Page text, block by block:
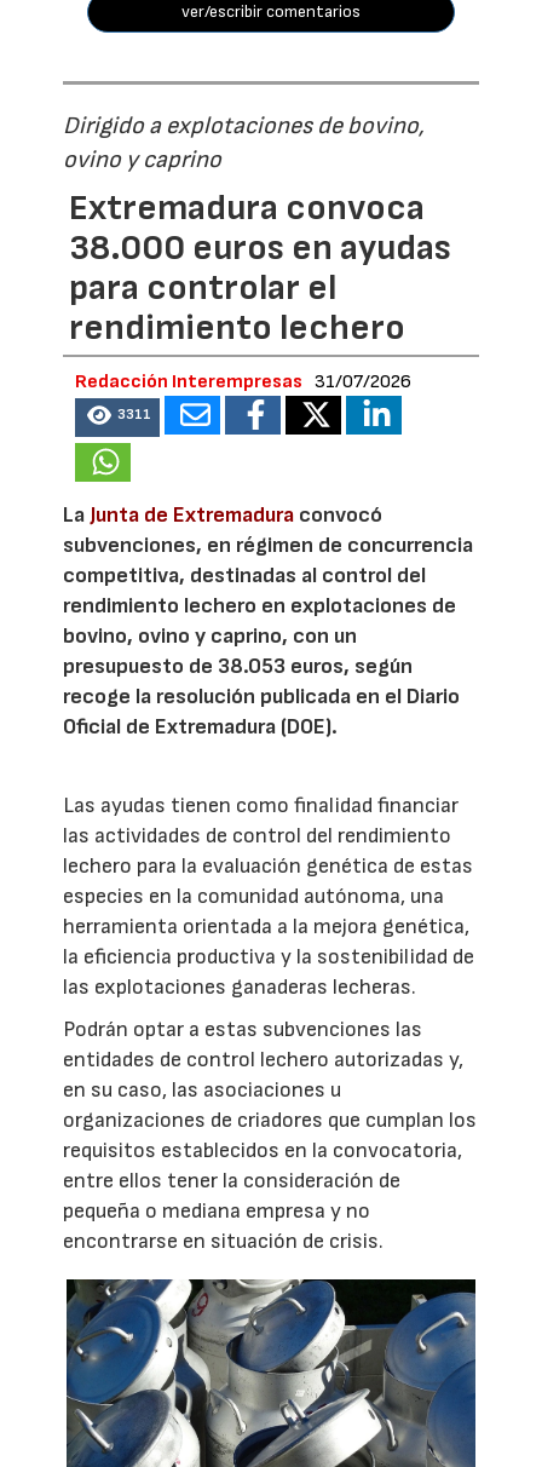
ver/escribir comentarios
Dirigido a explotaciones de bovino,
ovino y caprino
Extremadura convoca
38.000 euros en ayudas
para controlar el
rendimiento lechero
Redacción Interempresas 31/07/2026
3311
La Junta de Extremadura convocó
subvenciones, en régimen de concurrencia
competitiva, destinadas al control del
rendimiento lechero en explotaciones de
bovino, ovino y caprino, con un
presupuesto de 38.053 euros, según
recoge la resolución publicada en el Diario
Oficial de Extremadura (DOE).
Las ayudas tienen como finalidad financiar
las actividades de control del rendimiento
lechero para la evaluación genética de estas
especies en la comunidad autónoma, una
herramienta orientada a la mejora genética,
la eficiencia productiva y la sostenibilidad de
las explotaciones ganaderas lecheras.
Podrán optar a estas subvenciones las
entidades de control lechero autorizadas y,
en su caso, las asociaciones u
organizaciones de criadores que cumplan los
requisitos establecidos en la convocatoria,
entre ellos tener la consideración de
pequeña o mediana empresa y no
encontrarse en situación de crisis.